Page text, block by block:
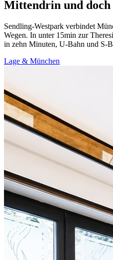
Mittendrin und doch
Sendling-Westpark verbindet
Wegen. In unter 15min zur
in zehn Minuten, U-Bahn und S-
Lage & München